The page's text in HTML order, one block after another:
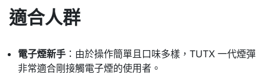
適合人群
電子煙新手 ：由於操作簡單且口味多樣，TUTX 一代煙彈
非常適合剛接觸電子煙的使用者。